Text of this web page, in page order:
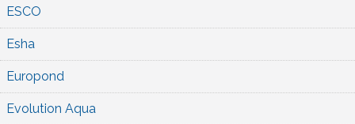
ESCO
Esha
Europond
Evolution Aqua